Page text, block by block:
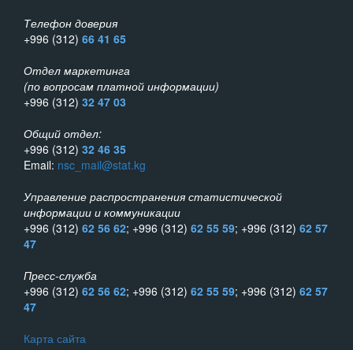
Телефон доверия
+996 (312) 66 41 65
Отдел маркетинга
(по вопросам платной информации)
+996 (312) 32 47 03
Общий отдел:
+996 (312) 32 46 35
Email: nsc_mail@stat.kg
Управление распространения статистической
информации и коммуникации
+996 (312) 62 56 62; +996 (312) 62 55 59; +996 (312) 62 57
47
Пресс-служба
+996 (312) 62 56 62; +996 (312) 62 55 59; +996 (312) 62 57
47
Карта сайта